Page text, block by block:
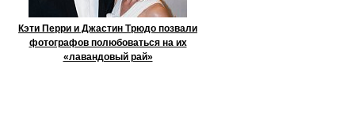
Кэти Перри и Джастин Трюдо позвали
фотографов полюбоваться на их
«лавандовый рай»